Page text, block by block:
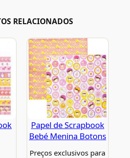
RELACIONADOS
Papel de Scrapbook
Bebé Menina Botons
Preços exclusivos para